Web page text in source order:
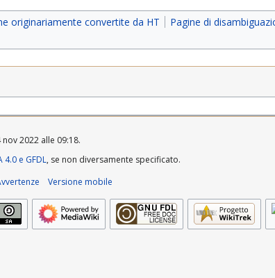
originariamente convertite da HT
Pagine di
2022 alle 09:18.
4.0 e GFDL, se non diversamente specificato.
Versione mobile